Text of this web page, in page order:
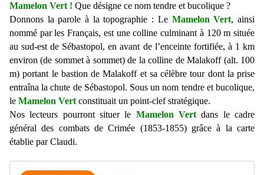
Mamelon Vert ! Que désigne ce nom tendre et bucolique ?
Donnons la parole à la topographie : Le Mamelon Vert, ainsi
nommé par les Français, est une colline culminant à 120 m située
au sud-est de Sébastopol, en avant de l’enceinte fortifiée, à 1 km
environ(de sommet à sommet)de la colline de Malakoff (alt. 100
m) portant le bastion de Malakoff et sa célèbre tour dont la prise
entraîna la chute de Sébastopol. Sous un nom tendre et bucolique,
le Mamelon Vert constituait un point-clef stratégique.
Nos lecteurs pourront situer le Mamelon Vertdans le cadre
général des combats de Crimée (1853-1855) grâce à la carte
établie par Claudi.